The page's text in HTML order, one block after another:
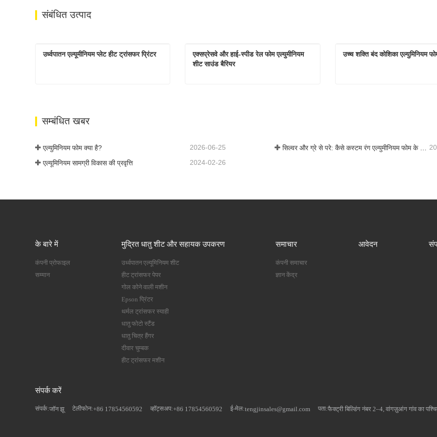
संबंधित उत्पाद
उर्ध्वपातन एल्यूमीनियम प्लेट हीट ट्रांसफर प्रिंटर
एक्सप्रेसवे और हाई-स्पीड रेल फोम एल्युमीनियम
शीट साउंड बैरियर
उच्च शक्ति बंद कोशिका एल्युमिनियम
सम्बंधित खबर
एल्युमिनियम फोम क्या है? 2026-06-25
एल्यूमिनियम सामग्री विकास की प्रवृत्ति 2024-02-26
के बारे में
कंपनी प्रोफाइल
सम्मान
मुद्रित धातु शीट और सहायक उपकरण
उर्ध्वपातन एल्यूमिनियम शीट
हीट ट्रांसफर पेपर
गोल कोने वाली मशीन
Epson प्रिंटर
थर्मल ट्रांसफर स्याही
धातु फोटो स्टैंड
धातु चित्र हैंगर
दीवार चुम्बक
हीट ट्रांसफर मशीन
समाचार
कंपनी समाचार
ज्ञान केंद्र
आवेदन
संपर्क करें
संपर्क:जॉन झू टेलीफोन:+86 17854560592 व्हॉट्सअप:+86 17854560592 ई-मेल:tengjinsales@gmail.com पता:फैक्ट्री बिल्डिंग नंबर 2–4, वांगज़ुआंग गांव का